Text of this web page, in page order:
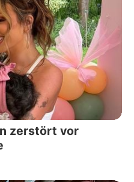
zerstört vor